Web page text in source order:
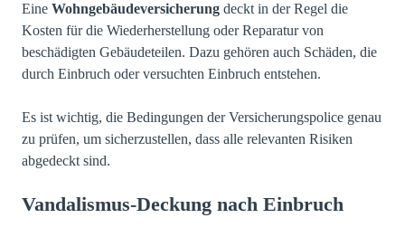
Eine Wohngebäudeversicherung deckt in der Regel die
Kosten für die Wiederherstellung oder Reparatur von
beschädigten Gebäudeteilen. Dazu gehören auch Schäden, die
durch Einbruch oder versuchten Einbruch entstehen.
Es ist wichtig, die Bedingungen der Versicherungspolice genau
zu prüfen, um sicherzustellen, dass alle relevanten Risiken
abgedeckt sind.
Vandalismus-Deckung nach Einbruch